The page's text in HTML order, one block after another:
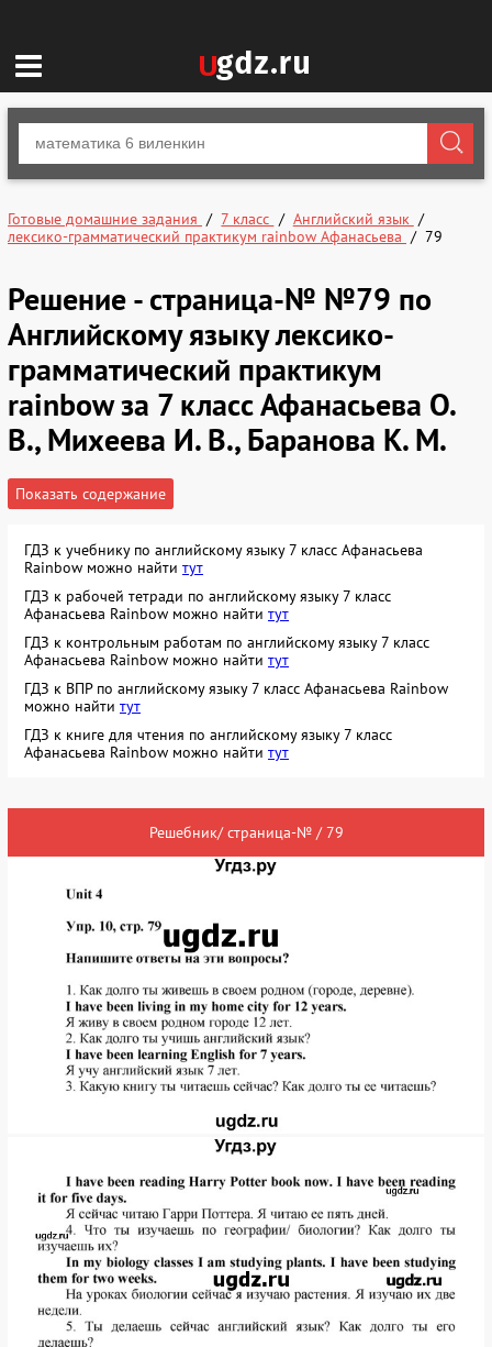
Готовые домашние задания 7 класс
Английский язык
лексико-грамматический практикум rainbow Афанасьева
79
Решение - страница-№ №79 по
Английскому языку лексико-
грамматический практикум
rainbow за 7 класс Афанасьева О.
В., Михеева И. В., Баранова К. М.
Показать содержание
ГДЗ к учебнику по английскому языку 7 класс Афанасьева
Rainbow можно найти тут
ГДЗ к рабочей тетради по английскому языку 7 класс
Афанасьева Rainbow можно найти тут
ГДЗ к контрольным работам по английскому языку 7 класс
Афанасьева Rainbow можно найти тут
ГДЗ к ВПР по английскому языку 7 класс Афанасьева Rainbow
можно найти тут
ГДЗ к книге для чтения по английскому языку 7 класс
Афанасьева Rainbow можно найти тут
Решебник/ страница-№ / 79